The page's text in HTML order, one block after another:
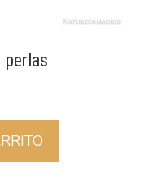
perlas